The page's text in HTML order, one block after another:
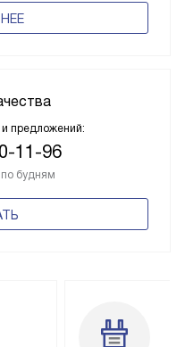
предложений:
11-96
будням